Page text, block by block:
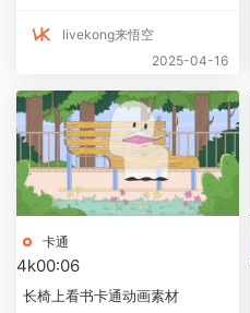
livekong来悟空
2025-04-16
卡通
4k00:06
长椅上看书卡通动画素材